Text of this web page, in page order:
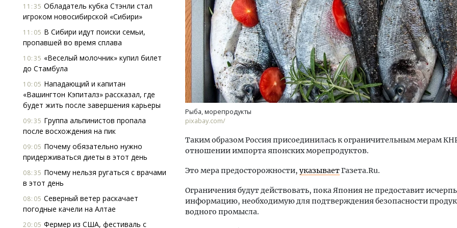
11:35 Обладатель кубка Стэнли стал
игроком новосибирской «Сибири»
11:05 В Сибири идут поиски семьи,
пропавшей во время сплава
10:35 «Веселый молочник» купил билет
до Стамбула
10:05 Нападающий и капитан
«Вашингтон Кэпиталз» рассказал, где
будет жить после завершения карьеры
09:35 Группа альпинистов пропала
после восхождения на пик
09:05 Почему обязательно нужно
придерживаться диеты в этот день
08:35 Почему нельзя ругаться с врачами
в этот день
08:05 Северный ветер раскачает
погодные качели на Алтае
20:05 Фермер из США, фестиваль с
Рыба, морепродукты
pixabay.com/
Таким образом Россия присоединилась к ограничительным мерам
отношении импорта японских морепродуктов.
Это мера предосторожности, указываетГазета.Ru.
Ограничения будут действовать, пока Япония не предоставит
информацию, необходимую для подтверждения безопасности
водного промысла.
Ищем новые берега. Гендиректор
«Жилищной инициативы» Юрий
Гатилов — о том, как девелоперу
оставаться на плаву, когда рынок
штормит
СТРОИТЕЛЬСТВО
Двухуровневые номера и вид на горы.
Каким будет новый бутик-отель